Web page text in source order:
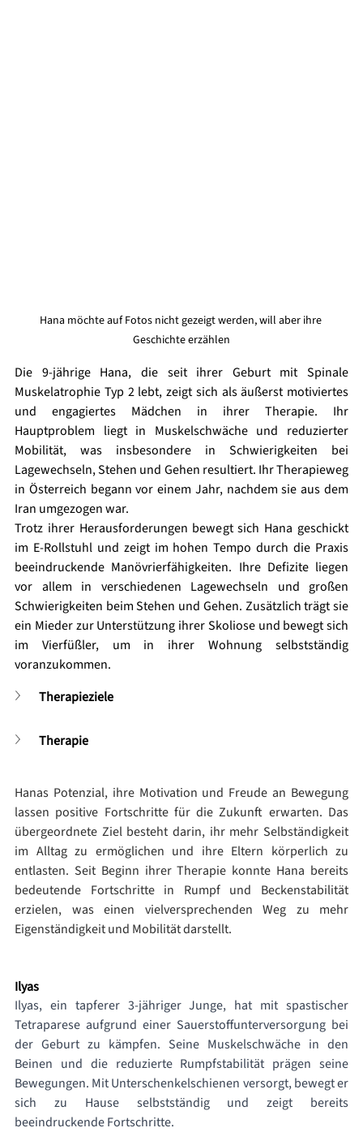
Hana möchte auf Fotos nicht gezeigt werden, will aber ihre
Geschichte erzählen
Die 9-jährige Hana, die seit ihrer Geburt mit Spinale
Muskelatrophie Typ 2 lebt, zeigt sich als äußerst motiviertes
und engagiertes Mädchen in ihrer Therapie. Ihr
Hauptproblem liegt in Muskelschwäche und reduzierter
Mobilität, was insbesondere in Schwierigkeiten bei
Lagewechseln, Stehen und Gehen resultiert. Ihr Therapieweg
in Österreich begann vor einem Jahr, nachdem sie aus dem
Iran umgezogen war.
Trotz ihrer Herausforderungen bewegt sich Hana geschickt
im E-Rollstuhl und zeigt im hohen Tempo durch die Praxis
beeindruckende Manövrierfähigkeiten. Ihre Defizite liegen
vor allem in verschiedenen Lagewechseln und großen
Schwierigkeiten beim Stehen und Gehen. Zusätzlich trägt sie
ein Mieder zur Unterstützung ihrer Skoliose und bewegt sich
im Vierfüßler, um in ihrer Wohnung selbstständig
voranzukommen.
Therapieziele
Therapie
Hanas Potenzial, ihre Motivation und Freude an Bewegung
lassen positive Fortschritte für die Zukunft erwarten. Das
übergeordnete Ziel besteht darin, ihr mehr Selbständigkeit
im Alltag zu ermöglichen und ihre Eltern körperlich zu
entlasten. Seit Beginn ihrer Therapie konnte Hana bereits
bedeutende Fortschritte in Rumpf und Beckenstabilität
erzielen, was einen vielversprechenden Weg zu mehr
Eigenständigkeit und Mobilität darstellt.
Ilyas
Ilyas, ein tapferer 3-jähriger Junge, hat mit spastischer
Tetraparese aufgrund einer Sauerstoffunterversorgung bei
der Geburt zu kämpfen. Seine Muskelschwäche in den
Beinen und die reduzierte Rumpfstabilität prägen seine
Bewegungen. Mit Unterschenkelschienen versorgt, bewegt er
sich zu Hause selbstständig und zeigt bereits
beeindruckende Fortschritte.